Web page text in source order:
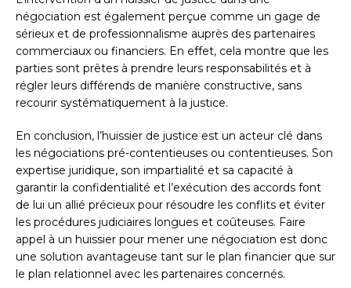
négociation est également perçue comme un gage de
sérieux et de professionnalisme auprès des partenaires
commerciaux ou financiers. En effet, cela montre que les
parties sont prêtes à prendre leurs responsabilités et à
régler leurs différends de manière constructive, sans
recourir systématiquement à la justice.
En conclusion, l’huissier de justice est un acteur clé dans
les négociations pré-contentieuses ou contentieuses. Son
expertise juridique, son impartialité et sa capacité à
garantir la confidentialité et l’exécution des accords font
de lui un allié précieux pour résoudre les conflits et éviter
les procédures judiciaires longues et coûteuses. Faire
appel à un huissier pour mener une négociation est donc
une solution avantageuse tant sur le plan financier que sur
le plan relationnel avec les partenaires concernés.